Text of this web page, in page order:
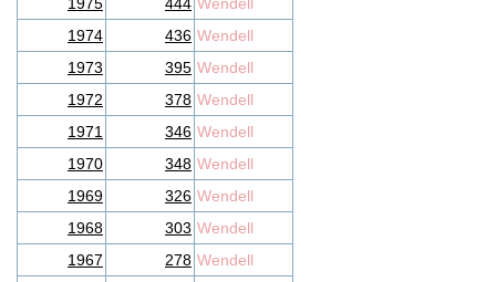
1974
436 Wendell
1973
395 Wendell
1972
378 Wendell
1971
346 Wendell
1970
348 Wendell
1969
326 Wendell
1968
303 Wendell
1967
278 Wendell